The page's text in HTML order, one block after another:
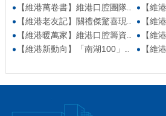
【維港萬卷書】維港口腔團隊走進香港書展 感受閱讀力量拓寬專業視野
【維港萬卷書】
【維港老友記】關禮傑驚喜現身維港口腔出任明星一日CEO 即場演繹同分享經驗！
【維港老友記
【維港暖萬家】維港口腔籌資捐款援助廣西洪澇災區 攜手香港廣西南寧同鄉會共獻愛心
【維港新動向
【維港新動向】「南湖100」品牌發佈會 維港口腔獲評「突出貢獻企業」殊榮
【維港老友